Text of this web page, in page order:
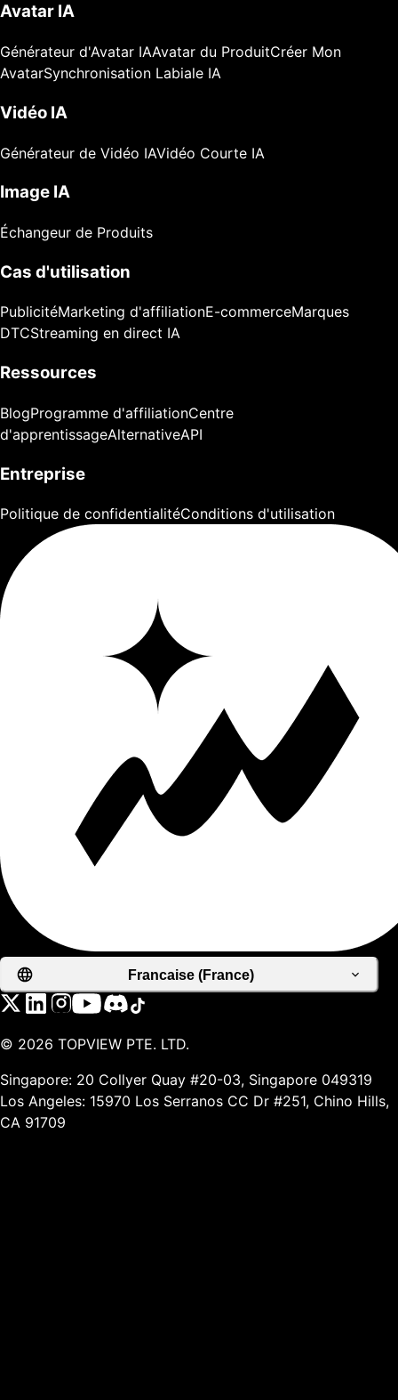
Avatar IA
Générateur d'Avatar IAAvatar du ProduitCréer Mon
AvatarSynchronisation Labiale IA
Vidéo IA
Générateur de Vidéo IAVidéo Courte IA
Image IA
Échangeur de Produits
Cas d'utilisation
PublicitéMarketing d'affiliationE-commerceMarques
DTCStreaming en direct IA
Ressources
BlogProgramme d'affiliationCentre
d'apprentissageAlternativeAPI
Entreprise
Politique de confidentialitéConditions d'utilisation
Francaise (France)
© 2026 TOPVIEW PTE. LTD.
Singapore: 20 Collyer Quay #20-03, Singapore 049319
Los Angeles: 15970 Los Serranos CC Dr #251, Chino Hills,
CA 91709